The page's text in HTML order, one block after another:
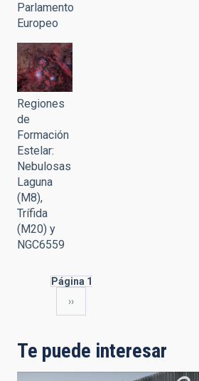
Parlamento
Europeo
Regiones
de
Formación
Estelar:
Nebulosas
Laguna
(M8),
Trífida
(M20) y
NGC6559
Paginación
Página 1
Siguiente
››
Te puede interesar